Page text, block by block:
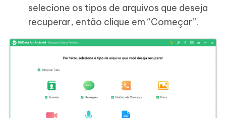
selecione os tipos de arquivos que deseja
recuperar, então clique em “Começar”.